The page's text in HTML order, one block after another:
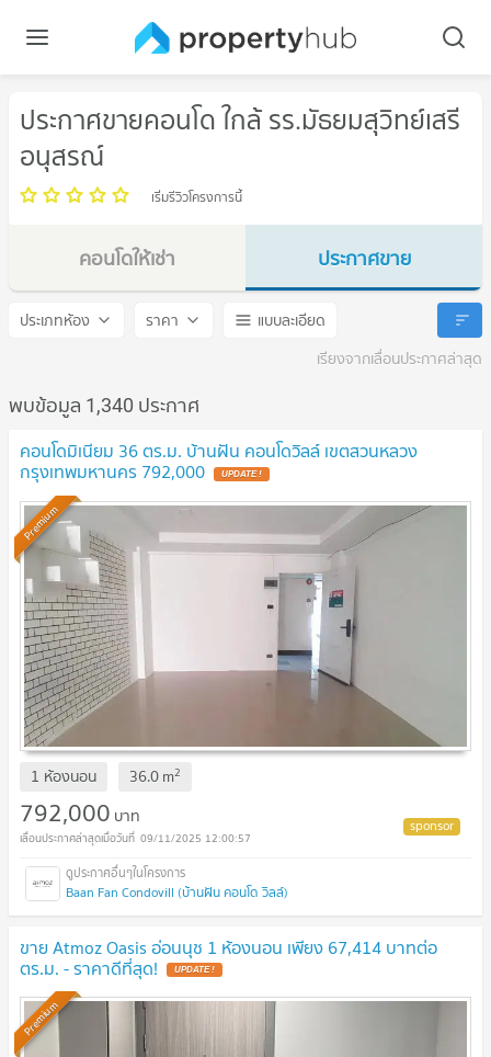
ประกาศขายคอนโด ใกล้ รร.มัธยมสุวิทย์เสรี
อนุสรณ์
เริ่มรีวิวโครงการนี้
คอนโดให้เช่า
รร.มัธยมสุวิทย์เสรีอนุสรณ์
ประกาศขาย
รร.มัธยมสุวิทย์เสรีอนุสรณ์
ประเภทห้อง ราคา
แบบละเอียด
เรียงจากเลื่อนประกาศล่าสุด
พบข้อมูล 1,340 ประกาศ
คอนโดมิเนียม 36 ตร.ม. บ้านฝัน คอนโดวิลล์ เขตสวนหลวง
กรุงเทพมหานคร 792,000 UPDATE !
Premium
1 ห้องนอน 36.0m2
792,000 บาท
09/11/2025 12:00:57
Baan Fan Condovill (บ้านฝัน คอนโด วิลล์)
ขาย Atmoz Oasis อ่อนนุช 1 ห้องนอน เพียง 67,414 บาทต่อ
ตร.ม. - ราคาดีที่สุด! UPDATE !
Premium